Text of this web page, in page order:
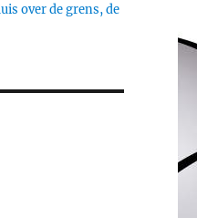
over de grens, de